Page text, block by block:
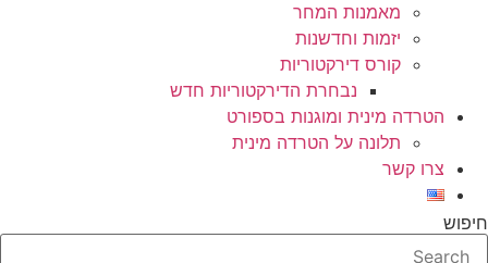
מאמנות המחר
יזמות וחדשנות
קורס דירקטוריות
נבחרת הדירקטוריות חדש
הטרדה מינית ומוגנות בספורט
תלונה על הטרדה מינית
צרו קשר
חיפוש